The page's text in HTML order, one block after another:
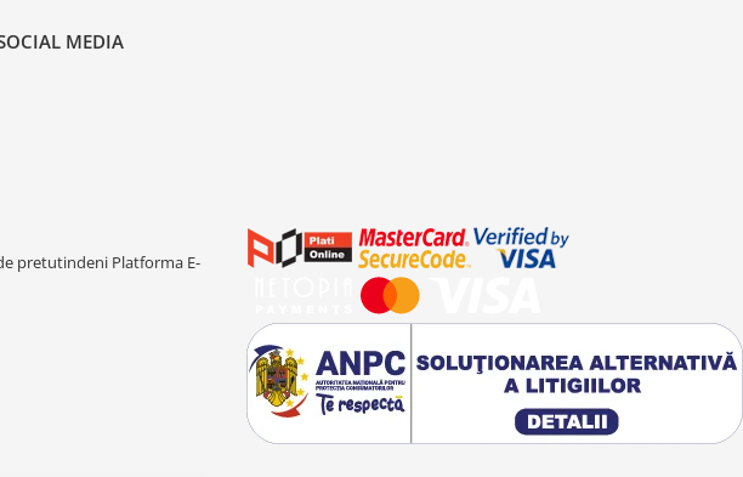
MEDIA
pretutindeni Platforma E-